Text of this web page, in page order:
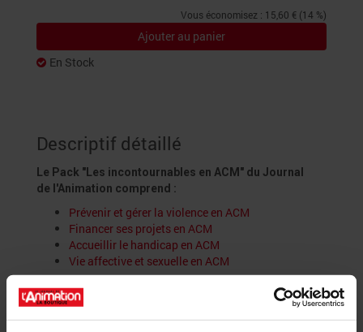
Vous économisez : 15,60 € (14 %)
Ajouter au panier
En Stock
Descriptif détaillé
Le Pack "Les incontournables en ACM" du Journal
de l'Animation comprend :
Prévenir et gérer la violence en ACM
Financer ses projets en ACM
Accueillir le handicap en ACM
Vie affective et sexuelle en ACM
Ce produit contient:
Prévenir et gérer la violence en
ACM,Financer ses projets en ACM
Accueillir le
handicap en ACM,Vie affective et sexuelle en ACM